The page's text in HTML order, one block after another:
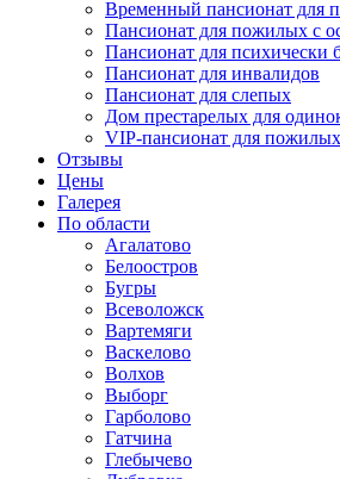
Временный пансионат для
Пансионат для пожилых с
Пансионат для психически
Пансионат для инвалидов
Пансионат для слепых
Дом престарелых для
VIP-пансионат для
Отзывы
Цены
Галерея
По области
Агалатово
Белоостров
Бугры
Всеволожск
Вартемяги
Васкелово
Волхов
Выборг
Гарболово
Гатчина
Глебычево